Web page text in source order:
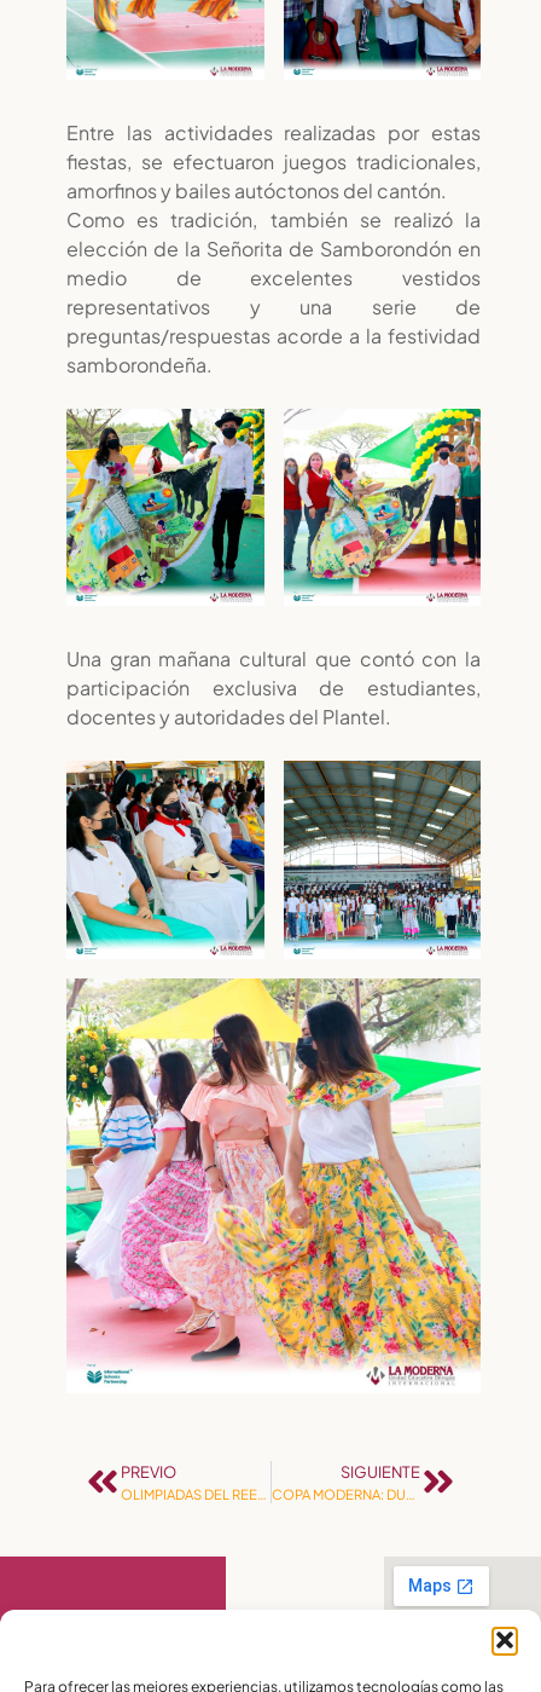
Para ofrecer las mejores experiencias, utilizamos tecnologías como las
Entre las actividades realizadas por estas
fiestas, se efectuaron juegos tradicionales,
amorfinos y bailes autóctonos del cantón.
Como es tradición, también se realizó la
elección de la Señorita de Samborondón en
medio de excelentes vestidos
representativos y una serie de
preguntas/respuestas acorde a la festividad
samborondeña.
Una gran mañana cultural que contó con la
participación exclusiva de estudiantes,
docentes y autoridades del Plantel.
PREVIO SIGUIENTE
Contáctanos